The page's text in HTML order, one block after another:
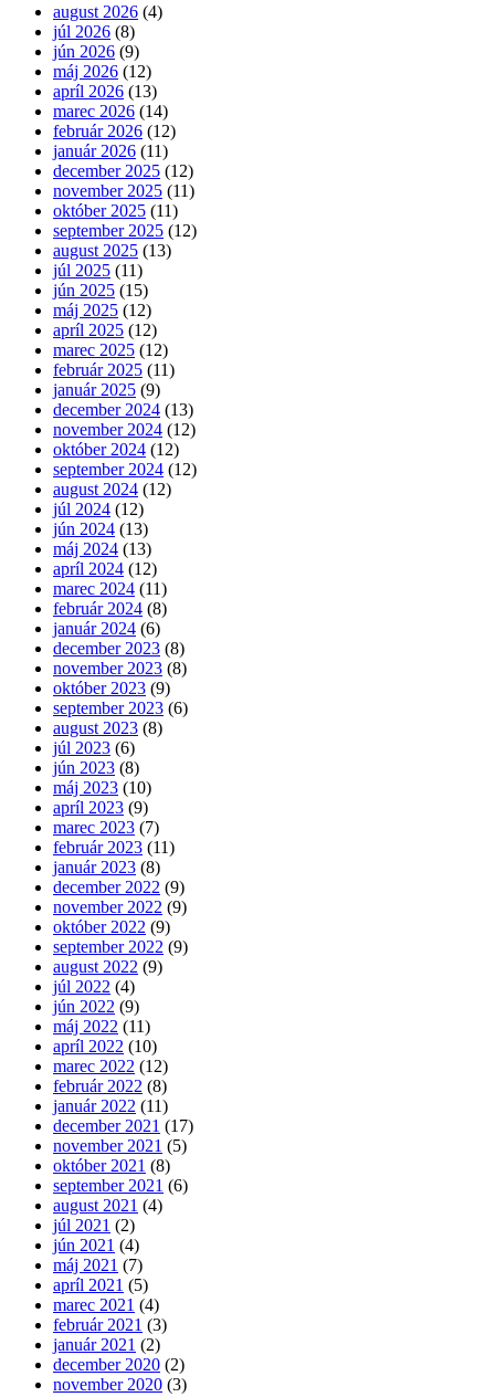
august 2026 (4)
júl 2026 (8)
jún 2026 (9)
máj 2026 (12)
apríl 2026 (13)
marec 2026 (14)
február 2026 (12)
január 2026 (11)
december 2025 (12)
november 2025 (11)
október 2025 (11)
september 2025 (12)
august 2025 (13)
júl 2025 (11)
jún 2025 (15)
máj 2025 (12)
apríl 2025 (12)
marec 2025 (12)
február 2025 (11)
január 2025 (9)
december 2024 (13)
november 2024 (12)
október 2024 (12)
september 2024 (12)
august 2024 (12)
júl 2024 (12)
jún 2024 (13)
máj 2024 (13)
apríl 2024 (12)
marec 2024 (11)
február 2024 (8)
január 2024 (6)
december 2023 (8)
november 2023 (8)
október 2023 (9)
september 2023 (6)
august 2023 (8)
júl 2023 (6)
jún 2023 (8)
máj 2023 (10)
apríl 2023 (9)
marec 2023 (7)
február 2023 (11)
január 2023 (8)
december 2022 (9)
november 2022 (9)
október 2022 (9)
september 2022 (9)
august 2022 (9)
júl 2022 (4)
jún 2022 (9)
máj 2022 (11)
apríl 2022 (10)
marec 2022 (12)
február 2022 (8)
január 2022 (11)
december 2021 (17)
november 2021 (5)
október 2021 (8)
september 2021 (6)
august 2021 (4)
júl 2021 (2)
jún 2021 (4)
máj 2021 (7)
apríl 2021 (5)
marec 2021 (4)
február 2021 (3)
január 2021 (2)
december 2020 (2)
november 2020 (3)